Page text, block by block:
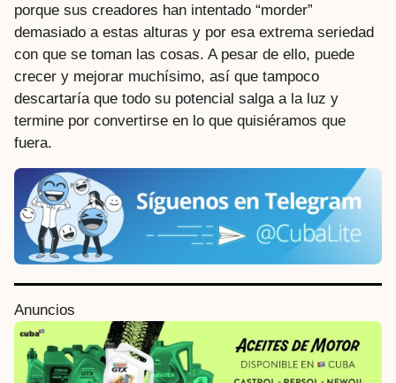
porque sus creadores han intentado “morder”
demasiado a estas alturas y por esa extrema seriedad
con que se toman las cosas. A pesar de ello, puede
crecer y mejorar muchísimo, así que tampoco
descartaría que todo su potencial salga a la luz y
termine por convertirse en lo que quisiéramos que
fuera.
Anuncios
P
o